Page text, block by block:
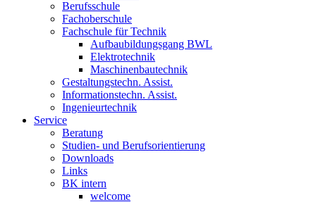
Berufsschule
Fachoberschule
Fachschule für Technik
Aufbaubildungsgang BWL
Elektrotechnik
Maschinenbautechnik
Gestaltungstechn. Assist.
Informationstechn. Assist.
Ingenieurtechnik
Service
Beratung
Studien- und Berufsorientierung
Downloads
Links
BK intern
welcome